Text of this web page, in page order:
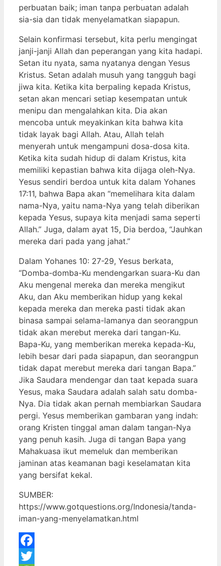
perbuatan baik; iman tanpa perbuatan adalah
sia-sia dan tidak menyelamatkan siapapun.
Selain konfirmasi tersebut, kita perlu mengingat
janji-janji Allah dan peperangan yang kita hadapi.
Setan itu nyata, sama nyatanya dengan Yesus
Kristus. Setan adalah musuh yang tangguh bagi
jiwa kita. Ketika kita berpaling kepada Kristus,
setan akan mencari setiap kesempatan untuk
menipu dan mengalahkan kita. Dia akan
mencoba untuk meyakinkan kita bahwa kita
tidak layak bagi Allah. Atau, Allah telah
menyerah untuk mengampuni dosa-dosa kita.
Ketika kita sudah hidup di dalam Kristus, kita
memiliki kepastian bahwa kita dijaga oleh-Nya.
Yesus sendiri berdoa untuk kita dalam Yohanes
17:11, bahwa Bapa akan “memelihara kita dalam
nama-Nya, yaitu nama-Nya yang telah diberikan
kepada Yesus, supaya kita menjadi sama seperti
Allah.” Juga, dalam ayat 15, Dia berdoa, “Jauhkan
mereka dari pada yang jahat.”
Dalam Yohanes 10: 27-29, Yesus berkata,
“Domba-domba-Ku mendengarkan suara-Ku dan
Aku mengenal mereka dan mereka mengikut
Aku, dan Aku memberikan hidup yang kekal
kepada mereka dan mereka pasti tidak akan
binasa sampai selama-lamanya dan seorangpun
tidak akan merebut mereka dari tangan-Ku.
Bapa-Ku, yang memberikan mereka kepada-Ku,
lebih besar dari pada siapapun, dan seorangpun
tidak dapat merebut mereka dari tangan Bapa.”
Jika Saudara mendengar dan taat kepada suara
Yesus, maka Saudara adalah salah satu domba-
Nya. Dia tidak akan pernah membiarkan Saudara
pergi. Yesus memberikan gambaran yang indah:
orang Kristen tinggal aman dalam tangan-Nya
yang penuh kasih. Juga di tangan Bapa yang
Mahakuasa ikut memeluk dan memberikan
jaminan atas keamanan bagi keselamatan kita
yang bersifat kekal.
SUMBER:
https://www.gotquestions.org/Indonesia/tanda-
iman-yang-menyelamatkan.html
Facebook